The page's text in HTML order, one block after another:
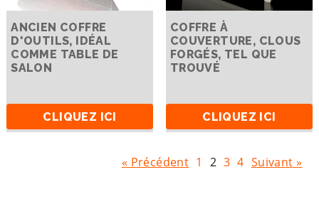
ANCIEN COFFRE
D'OUTILS, IDÉAL
COMME TABLE DE
SALON
CLIQUEZ ICI
COFFRE À
COUVERTURE, CLOUS
FORGÉS, TEL QUE
TROUVÉ
CLIQUEZ ICI
« Précédent 1 2 3 4 Suivant »